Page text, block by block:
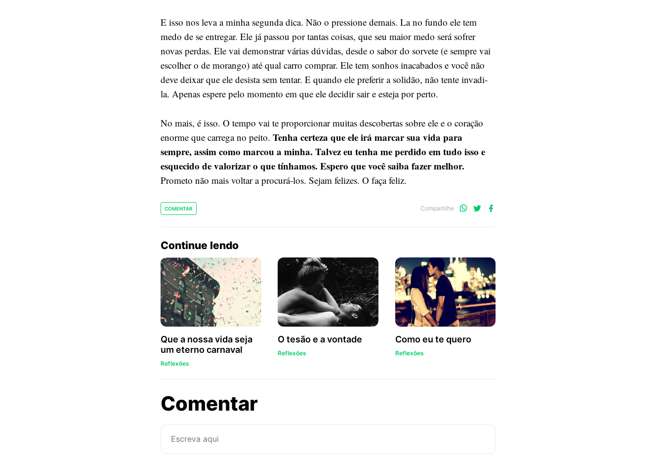
E isso nos leva a minha segunda dica. Não o pressione demais. La no fundo ele tem
medo de se entregar. Ele já passou por tantas coisas, que seu maior medo será sofrer
novas perdas. Ele vai demonstrar várias dúvidas, desde o sabor do sorvete (e sempre vai
escolher o de morango) até qual carro comprar. Ele tem sonhos inacabados e você não
deve deixar que ele desista sem tentar. E quando ele preferir a solidão, não tente invadi-
la. Apenas espere pelo momento em que ele decidir sair e esteja por perto.
No mais, é isso. O tempo vai te proporcionar muitas descobertas sobre ele e o coração
enorme que carrega no peito.Tenha certeza que ele irá marcar sua vida para
sempre, assim como marcou a minha. Talvez eu tenha me perdido em tudo isso e
esquecido de valorizar o que tínhamos. Espero que você saiba fazer melhor.
Prometo não mais voltar a procurá-los. Sejam felizes. O faça feliz.
COMENTAR Compartilhe
Compartilhe
Compartilhe
Continue lendo
Que a nossa vida seja
um eterno carnaval
Reflexões
O tesão e a vontade
Reflexões
Como eu te quero
Reflexões
Comentarsobre